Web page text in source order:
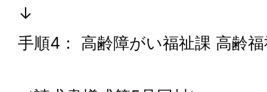
↓
手順4： 高齢障がい福祉課 高齢